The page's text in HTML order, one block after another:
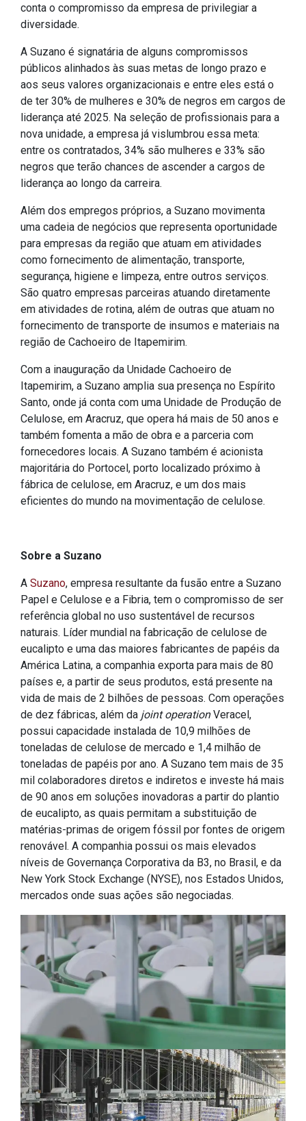
conta o compromisso da empresa de privilegiar a
diversidade.
A Suzano é signatária de alguns compromissos
públicos alinhados às suas metas de longo prazo e
aos seus valores organizacionais e entre eles está o
de ter 30% de mulheres e 30% de negros em cargos de
liderança até 2025. Na seleção de profissionais para a
nova unidade, a empresa já vislumbrou essa meta:
entre os contratados, 34% são mulheres e 33% são
negros que terão chances de ascender a cargos de
liderança ao longo da carreira.
Além dos empregos próprios, a Suzano movimenta
uma cadeia de negócios que representa oportunidade
para empresas da região que atuam em atividades
como fornecimento de alimentação, transporte,
segurança, higiene e limpeza, entre outros serviços.
São quatro empresas parceiras atuando diretamente
em atividades de rotina, além de outras que atuam no
fornecimento de transporte de insumos e materiais na
região de Cachoeiro de Itapemirim.
Com a inauguração da Unidade Cachoeiro de
Itapemirim, a Suzano amplia sua presença no Espírito
Santo, onde já conta com uma Unidade de Produção de
Celulose, em Aracruz, que opera há mais de 50 anos e
também fomenta a mão de obra e a parceria com
fornecedores locais. A Suzano também é acionista
majoritária do Portocel, porto localizado próximo à
fábrica de celulose, em Aracruz, e um dos mais
eficientes do mundo na movimentação de celulose.
Sobre a Suzano
A Suzano, empresa resultante da fusão entre a Suzano
Papel e Celulose e a Fibria, tem o compromisso de ser
referência global no uso sustentável de recursos
naturais. Líder mundial na fabricação de celulose de
eucalipto e uma das maiores fabricantes de papéis da
América Latina, a companhia exporta para mais de 80
países e, a partir de seus produtos, está presente na
vida de mais de 2 bilhões de pessoas. Com operações
de dez fábricas, além da joint operationVeracel,
possui capacidade instalada de 10,9 milhões de
toneladas de celulose de mercado e 1,4 milhão de
toneladas de papéis por ano. A Suzano tem mais de 35
mil colaboradores diretos e indiretos e investe há mais
de 90 anos em soluções inovadoras a partir do plantio
de eucalipto, as quais permitam a substituição de
matérias-primas de origem fóssil por fontes de origem
renovável. A companhia possui os mais elevados
níveis de Governança Corporativa da B3, no Brasil, e da
New York Stock Exchange (NYSE), nos Estados Unidos,
mercados onde suas ações são negociadas.